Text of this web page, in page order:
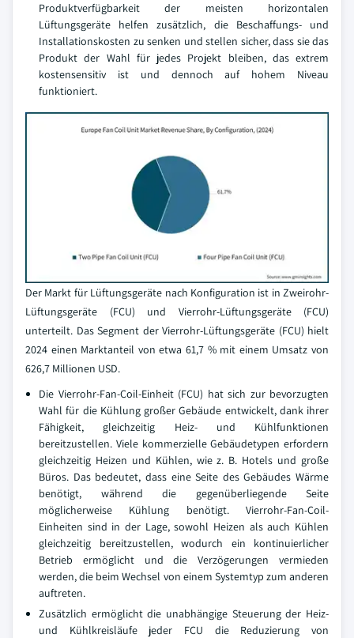
Produktverfügbarkeit der meisten horizontalen
Lüftungsgeräte helfen zusätzlich, die Beschaffungs- und
Installationskosten zu senken und stellen sicher, dass sie das
Produkt der Wahl für jedes Projekt bleiben, das extrem
kostensensitiv ist und dennoch auf hohem Niveau
funktioniert.
Der Markt für Lüftungsgeräte nach Konfiguration ist in Zweirohr-
Lüftungsgeräte (FCU) und Vierrohr-Lüftungsgeräte (FCU)
unterteilt. Das Segment der Vierrohr-Lüftungsgeräte (FCU) hielt
2024 einen Marktanteil von etwa 61,7 % mit einem Umsatz von
626,7 Millionen USD.
Die Vierrohr-Fan-Coil-Einheit (FCU) hat sich zur bevorzugten
Wahl für die Kühlung großer Gebäude entwickelt, dank ihrer
Fähigkeit, gleichzeitig Heiz- und Kühlfunktionen
bereitzustellen. Viele kommerzielle Gebäudetypen erfordern
gleichzeitig Heizen und Kühlen, wie z. B. Hotels und große
Büros. Das bedeutet, dass eine Seite des Gebäudes Wärme
benötigt, während die gegenüberliegende Seite
möglicherweise Kühlung benötigt. Vierrohr-Fan-Coil-
Einheiten sind in der Lage, sowohl Heizen als auch Kühlen
gleichzeitig bereitzustellen, wodurch ein kontinuierlicher
Betrieb ermöglicht und die Verzögerungen vermieden
werden, die beim Wechsel von einem Systemtyp zum anderen
auftreten.
Zusätzlich ermöglicht die unabhängige Steuerung der Heiz-
und Kühlkreisläufe jeder FCU die Reduzierung von